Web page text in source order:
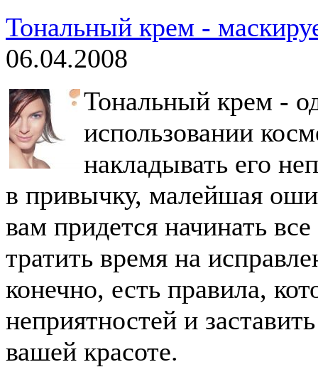
Тональный крем -
06.04.2008
Тональный крем -
использовании
накладывать его
в привычку, малейшая
вам придется начинать
тратить время на
конечно, есть правила,
неприятностей и
вашей красоте.